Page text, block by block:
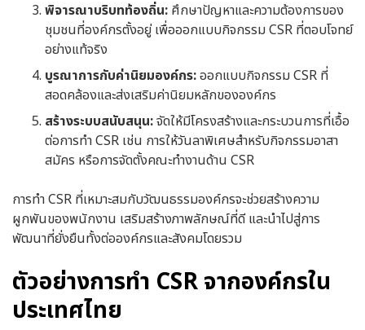
พิจารณาบริบทท้องถิ่น: ศึกษาปัญหาและความต้องการของ
ชุมชนที่องค์กรตั้งอยู่ เพื่อออกแบบกิจกรรม CSR ที่ตอบโจทย์
อย่างแท้จริง
บูรณาการกับค่านิยมองค์กร:ออกแบบกิจกรรม CSR ที่
สอดคล้องและส่งเสริมค่านิยมหลักขององค์กร
สร้างระบบสนับสนุน:จัดให้มีโครงสร้างและกระบวนการที่เอื้อ
ต่อการทำ CSR เช่น การให้วันลาพิเศษสำหรับกิจกรรมอาสา
สมัคร หรือการจัดตั้งคณะทำงานด้าน CSR
การทำ CSR ที่เหมาะสมกับวัฒนธรรมองค์กรจะช่วยสร้างความ
ผูกพันของพนักงาน เสริมสร้างภาพลักษณ์ที่ดี และนำไปสู่การ
พัฒนาที่ยั่งยืนทั้งต่อองค์กรและสังคมโดยรวม
ตัวอย่างการทำ CSR จากองค์กรใน
ประเทศไทย